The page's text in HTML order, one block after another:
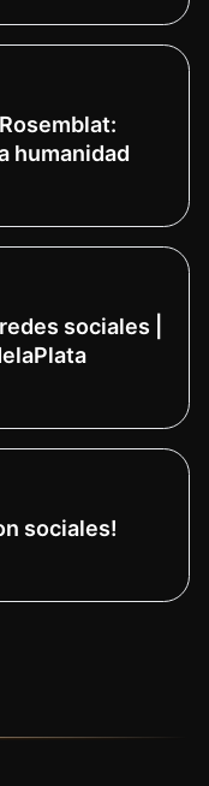
humanidad
sociales |
sociales!